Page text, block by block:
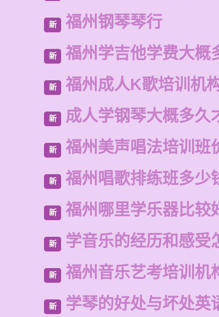
新 福州钢琴琴行
新 福州学吉他学费大概
新 福州成人K歌培训机
新 成人学钢琴大概多久
新 福州美声唱法培训班
新 福州唱歌排练班多少
新 福州哪里学乐器比较
新 学音乐的经历和感受
新 福州音乐艺考培训机
新 学琴的好处与坏处英